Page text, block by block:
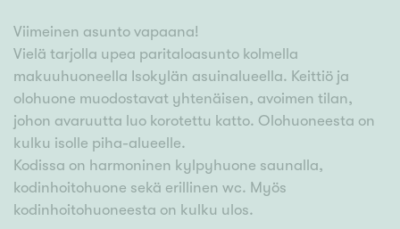
Viimeinen asunto vapaana!
Vielä tarjolla upea paritaloasunto kolmella
makuuhuoneella Isokylän asuinalueella. Keittiö ja
olohuone muodostavat yhtenäisen, avoimen tilan,
johon avaruutta luo korotettu katto. Olohuoneesta on
kulku isolle piha-alueelle.
Kodissa on harmoninen kylpyhuone saunalla,
kodinhoitohuone sekä erillinen wc. Myös
kodinhoitohuoneesta on kulku ulos.